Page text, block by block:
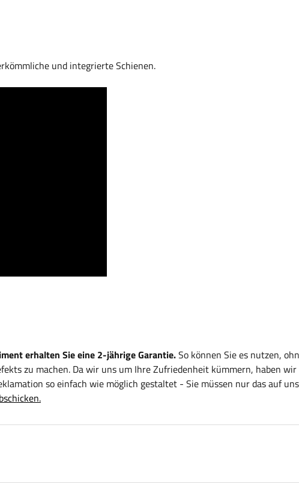
und integrierte Schienen.
erhalten Sie eine 2-jährige Garantie.So können Sie es nutzen,
zu machen. Da wir uns um Ihre Zufriedenheit kümmern, haben wir
so einfach wie möglich gestaltet - Sie müssen nur das auf